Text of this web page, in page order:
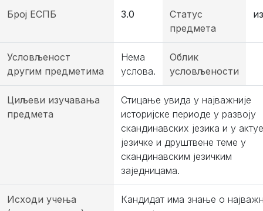
Број ЕСПБ 3.0
Статус
предмета
Условљеност
другим предметима
Нема
услова.
Облик
условљености
Циљеви изучавања
предмета
Стицање увида у најважније
историјске периоде у развоју
скандинавских језика и у
језичке и друштвене теме у
скандинавским језичким
заједницама.
Исходи учења
Кандидат има знање о